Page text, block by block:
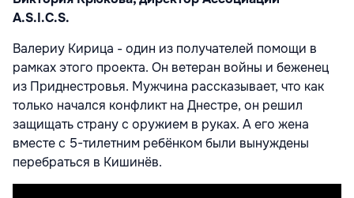
A.S.I.C.S.
Валериу Кирица - один из получателей помощи в
рамках этого проекта. Он ветеран войны и беженец
из Приднестровья. Мужчина рассказывает, что как
только начался конфликт на Днестре, он решил
защищать страну с оружием в руках. А его жена
вместе с 5-тилетним ребёнком были вынуждены
перебраться в Кишинёв.